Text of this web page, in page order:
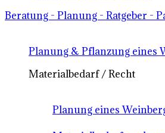
Beratung - Planung - Ratgeber -
Planung & Pflanzung eines
Materialbedarf / Recht
Planung eines